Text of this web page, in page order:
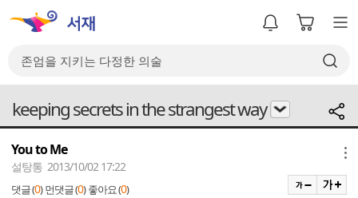
keeping secrets in the strangest way
You to Me
설탕통 2013/10/02 17:22
댓글 (0) 먼댓글 (0) 좋아요 (0)